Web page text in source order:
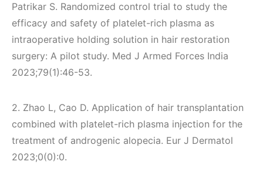
Patrikar S. Randomized control trial to study the
efficacy and safety of platelet-rich plasma as
intraoperative holding solution in hair restoration
surgery: A pilot study. Med J Armed Forces India
2023;79(1):46-53.
2. Zhao L, Cao D. Application of hair transplantation
combined with platelet-rich plasma injection for the
treatment of androgenic alopecia. Eur J Dermatol
2023;0(0):0.